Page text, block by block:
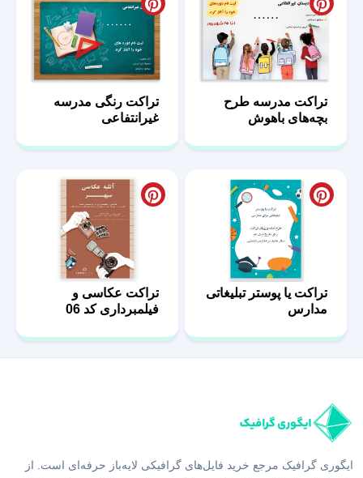
تراکت مدرسه طرح
بچه‌های باهوش
تراکت رنگی مدرسه
غیرانتفاعی
تراکت یا پوستر تبلیغاتی
مدارس
تراکت عکاسی و
فیلمبرداری کد 06
ایگوری گرافیک مرجع خرید فایل‌های گرافیکی لایه‌باز حرفه‌ای است. از